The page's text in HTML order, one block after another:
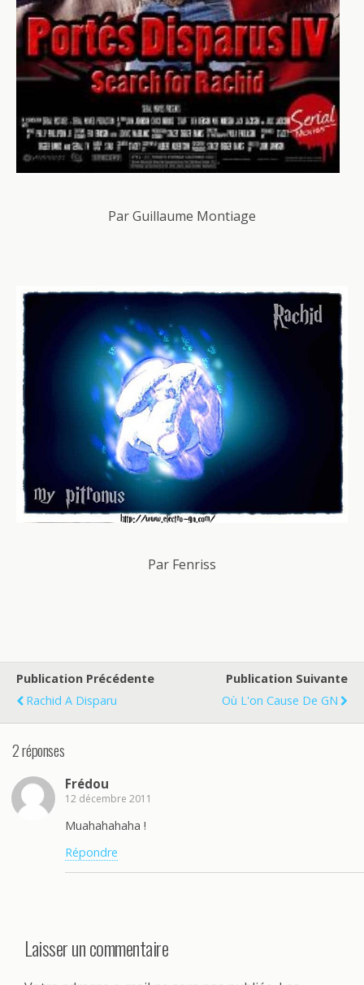
Par Guillaume Montiage
Par Fenriss
Publication Précédente
Rachid A Disparu
Publication Suivante
Où L'on Cause De GN
2 réponses
Frédou
12 décembre 2011
Muahahahaha !
Répondre
Laisser un commentaire